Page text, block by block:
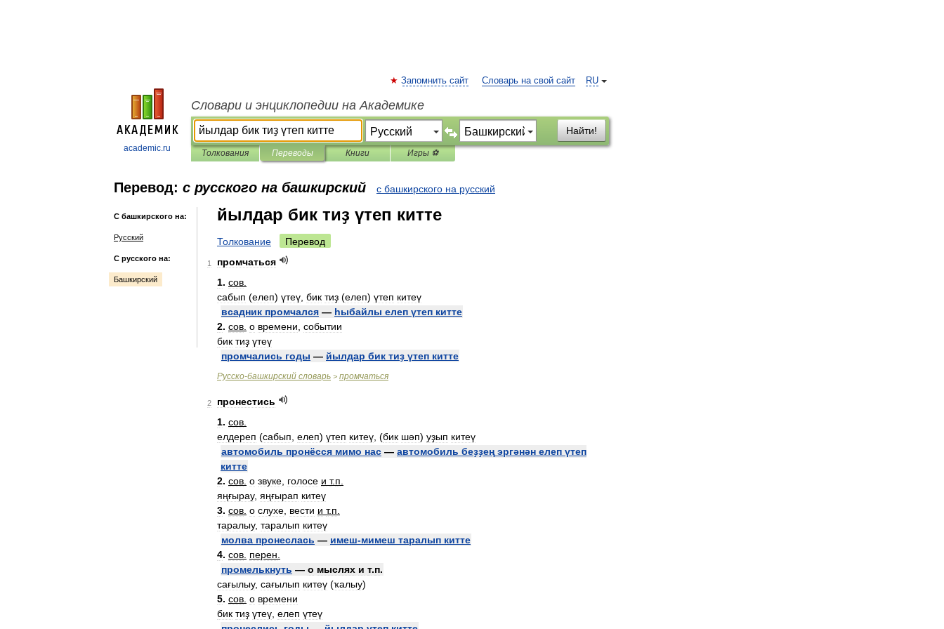
academic.ru
RU
Запомнить сайт Словарь на свой сайт
Словари и энциклопедии на Академике
Найти!
Толкования Переводы Книги Игры ⚽
Перевод: с русского на башкирский с башкирского на русский
С башкирского на:
Русский
С русского на:
Башкирский
йылдар бик тиҙ үтеп китте
Толкование Перевод
1
промчаться
1. сов
сабып (елеп) үтеү бик тиҙ (елеп) үтеп китеү
всадник промчался — һыбайлы елеп үтеп китте
2. сов о времени событии
бик тиҙ үтеү
промчались годы — йылдар бик тиҙ үтеп китте
Русско-башкирский словарь > промчаться
2
пронестись
1. сов
елдереп (сабып елеп) үтеп китеү , (бик шәп) уҙып китеү
автомобиль пронёсся мимо нас — автомобиль беҙҙең эргәнән елеп үтеп
китте
2. сов о звуке голосе и т.п
яңғырау, яңғырап китеү
3. сов о слухе вести и т.п
таралыу, таралып китеү
молва пронеслась — имеш-мимеш таралып китте
4. сов перен
промелькнуть — о мыслях и т.п.
сағылыу, сағылып китеү (ҡалыу)
5. сов о времени
бик тиҙ үтеү елеп үтеү